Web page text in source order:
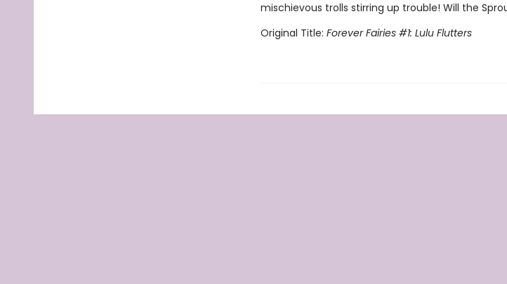
mischievous trolls stirring up trouble! Will the
Original Title: Forever Fairies #1: Lulu Flutters